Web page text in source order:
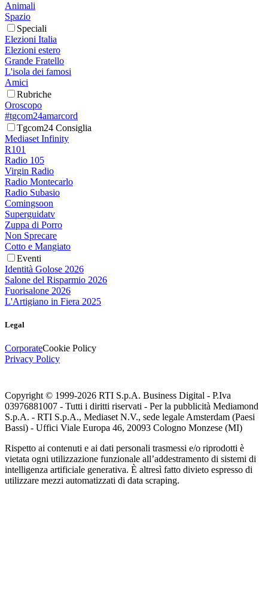
Animali
Spazio
Speciali
Elezioni Italia
Elezioni estero
Grande Fratello
L'isola dei famosi
Amici
Rubriche
Oroscopo
#tgcom24amarcord
Tgcom24 Consiglia
Mediaset Infinity
R101
Radio 105
Virgin Radio
Radio Montecarlo
Radio Subasio
Comingsoon
Superguidatv
Zuppa di Porro
Non Sprecare
Cotto e Mangiato
Eventi
Identità Golose 2026
Salone del Risparmio 2026
Fuorisalone 2026
L'Artigiano in Fiera 2025
Legal
CorporateCookie Policy
Privacy Policy
Copyright © 1999-2026 RTI S.p.A. Business Digital - P.Iva
03976881007 - Tutti i diritti riservati - Per la pubblicità Mediamond
S.p.A. - RTI S.p.A., Mediaset N.V., sede legale Amsterdam (Paesi
Bassi) - Uffici Viale Europa 46, 20093 Cologno Monzese (MI)
Rispetto ai contenuti e ai dati personali trasmessi e/o riprodotti è
vietata ogni utilizzazione funzionale all’addestramento di sistemi di
intelligenza artificiale generativa. È altresì fatto divieto espresso di
utilizzare mezzi automatizzati di data scraping.